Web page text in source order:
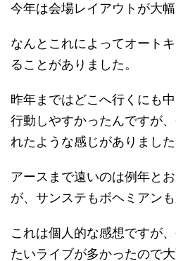
今年は会場レイアウトが大幅
なんとこれによってオート
ることがありました。
昨年まではどこへ行くにも
行動しやすかったんですが
れたような感じがありました
アースまで遠いのは例年と
が、サンステもボヘミアン
これは個人的な感想ですが
たいライブが多かったので大